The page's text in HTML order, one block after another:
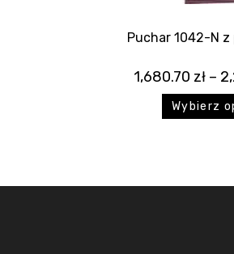
Puchar 1042-N
1,680.70 zł –
Wybierz